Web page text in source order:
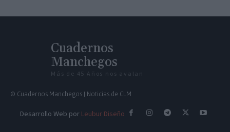
Cuadernos
Manchegos
Más de 45 Años nos avalan
© Cuadernos Manchegos | Noticias de CLM
Desarrollo Web por Leubur Diseño